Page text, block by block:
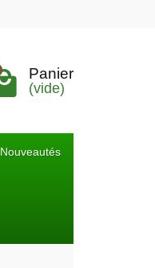
Panier
(vide)
Nouveautés